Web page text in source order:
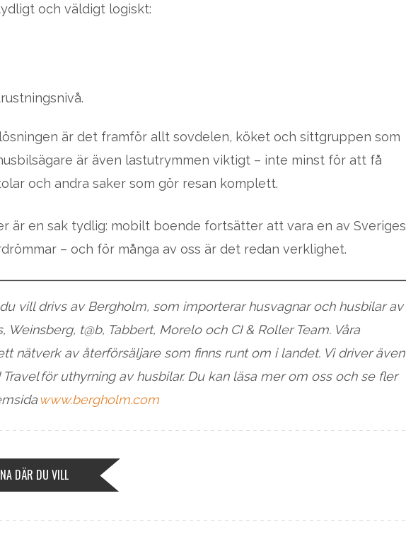
och väldigt logiskt:
är det framför allt sovdelen, köket och sittgruppen som
är även lastutrymmen viktigt – inte minst för att få
och andra saker som gör resan komplett.
är en sak tydlig: mobilt boende fortsätter att vara en av Sveriges
– och för många av oss är det redan verklighet.
vill drivs av Bergholm, som importerar husvagnar och husbilar av
Weinsberg, t@b, Tabbert, Morelo och CI & Roller Team. Våra
nätverk av återförsäljare som finns runt om i landet. Vi driver även
för uthyrning av husbilar. Du kan läsa mer om oss och se fler
www.bergholm.com
DÄR DU VILL